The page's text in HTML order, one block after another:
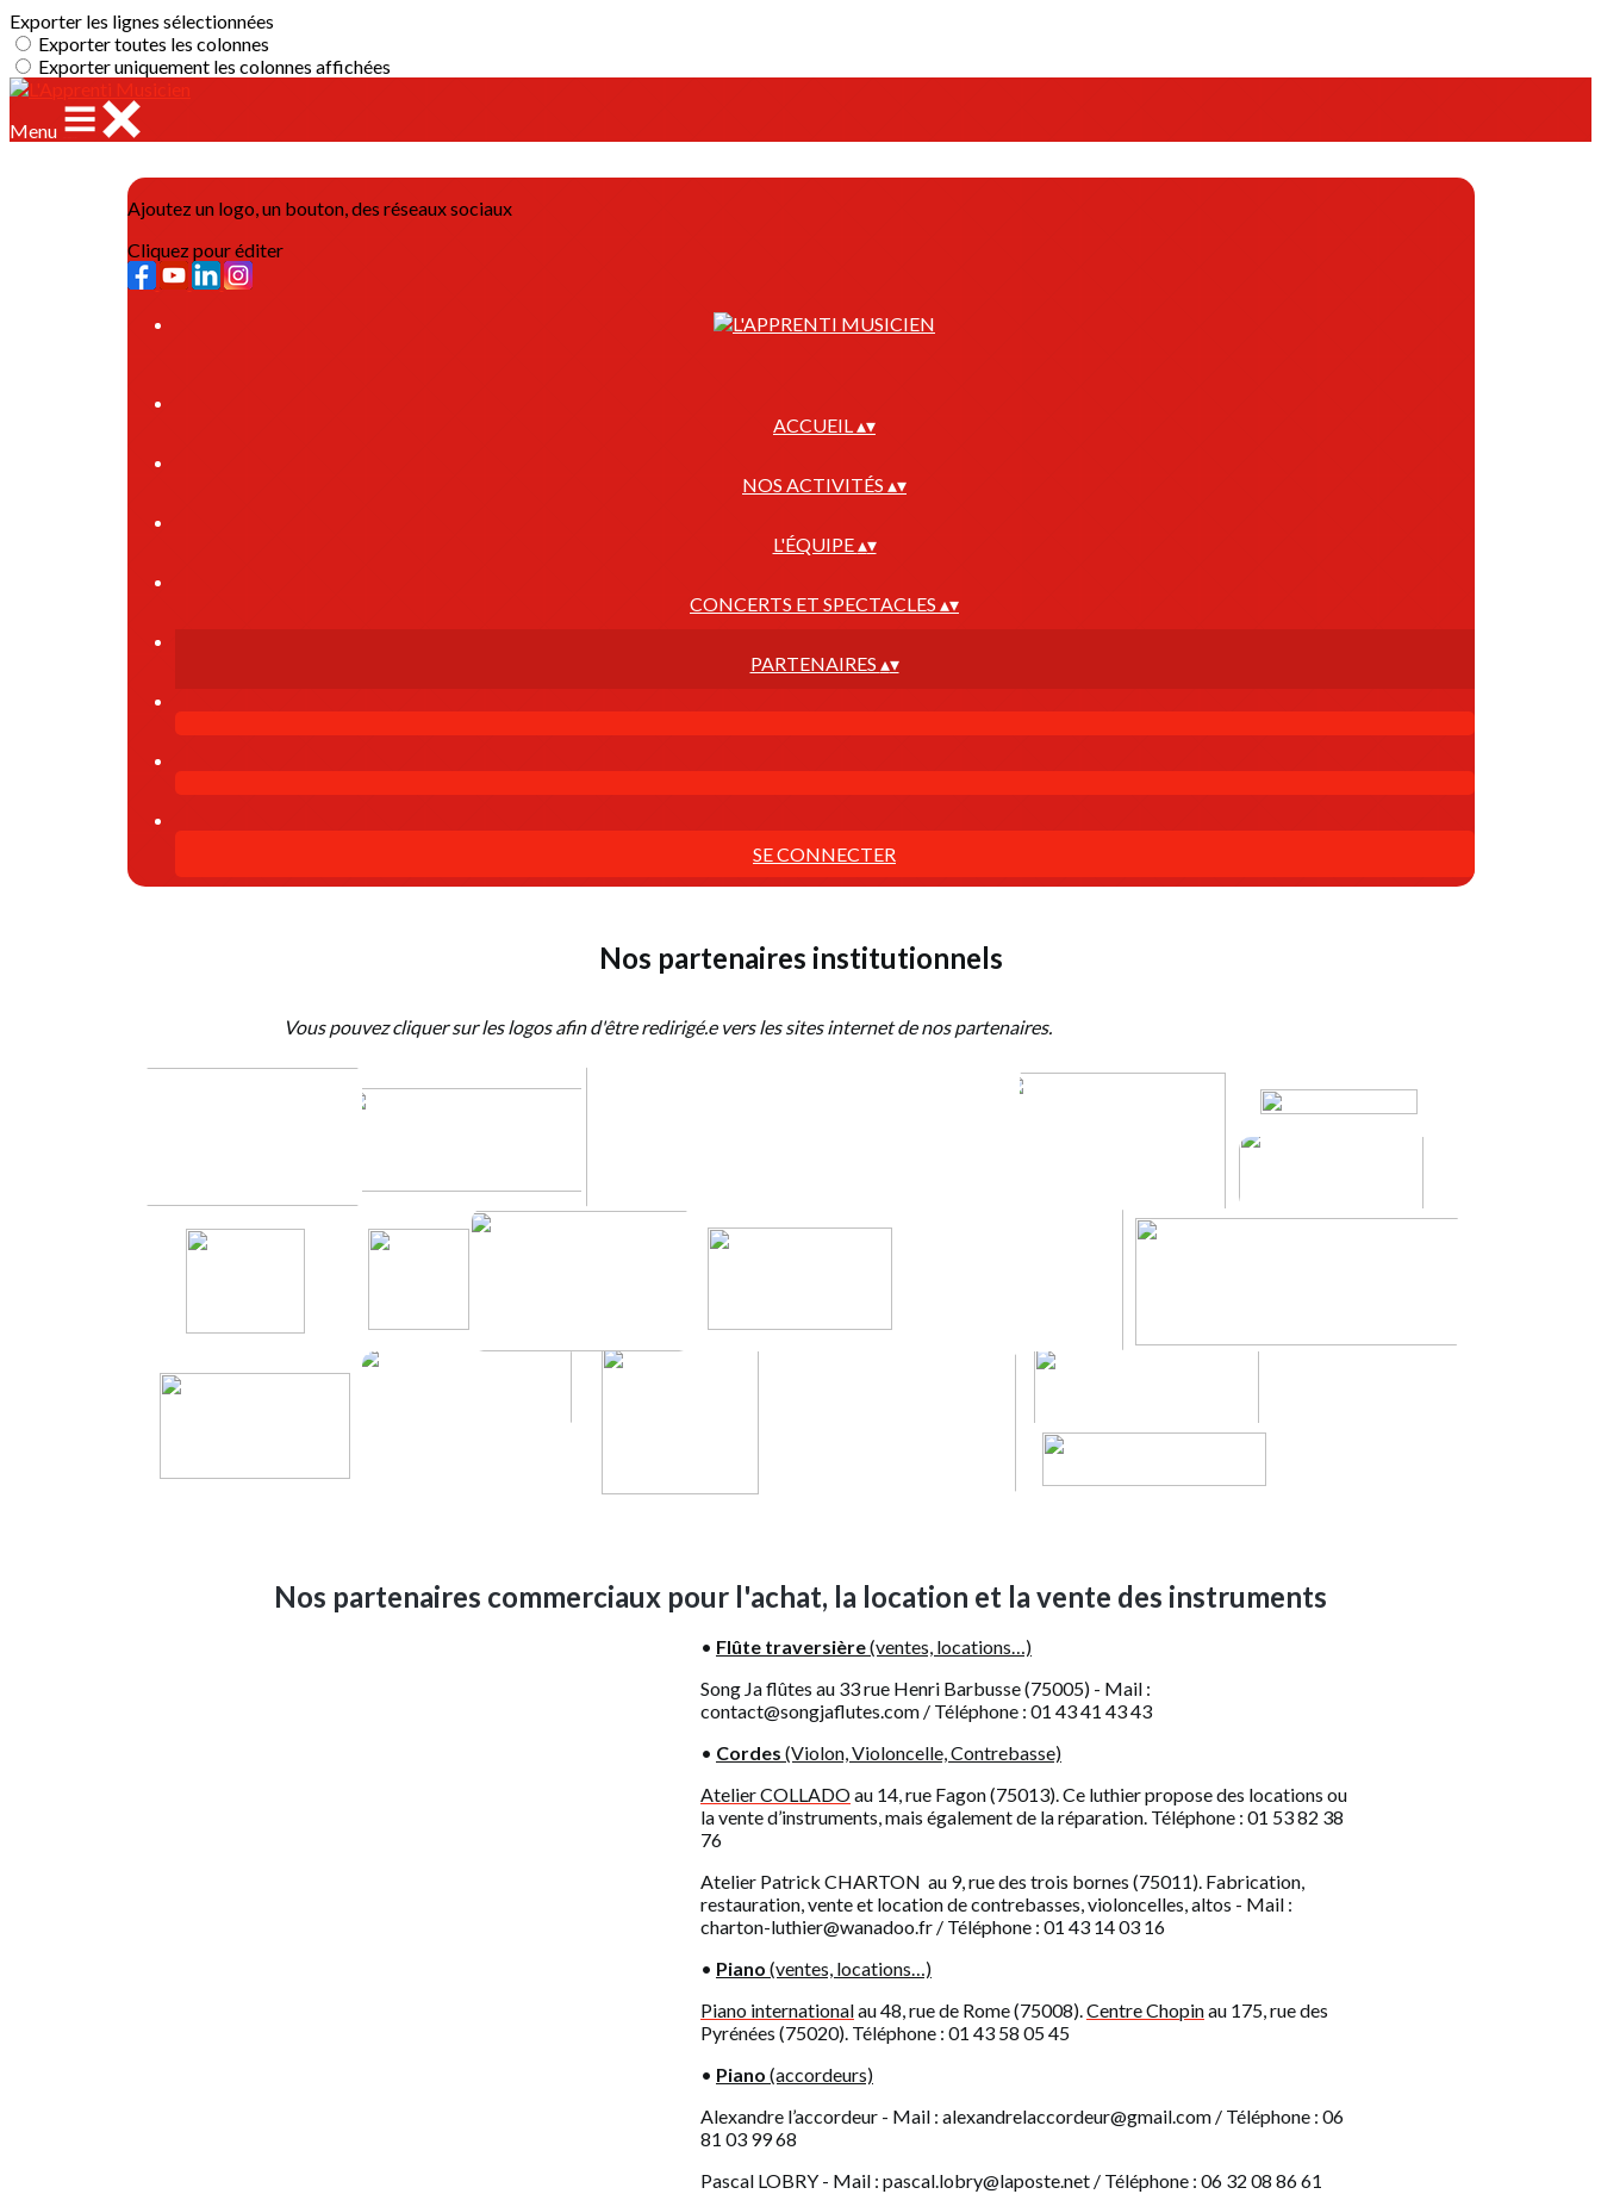
Exporter les lignes sélectionnées
Exporter toutes les colonnes
Exporter uniquement les colonnes affichées
Menu
Ajoutez un logo, un bouton, des réseaux sociaux
Cliquez pour éditer
ACCUEIL▴▾
NOS ACTIVITÉS ▴▾
L'ÉQUIPE▴▾
CONCERTS ET SPECTACLES ▴▾
PARTENAIRES ▴▾
SE CONNECTER
Nos partenaires institutionnels
Vous pouvez cliquer sur les logosafin d'être redirigé.e vers les sites internet de nos partenaires.
Nos partenaires commerciaux pour l'achat, la location et la vente des instruments
• Flûte traversière(ventes, locations…)
Song Ja flûtes au 33 rue Henri Barbusse (75005) - Mail :
contact@songjaflutes.com / Téléphone : 01 43 41 43 43
• Cordes (Violon, Violoncelle, Contrebasse)
Atelier COLLADOau 14, rue Fagon (75013). Ce luthier propose des locations ou
la vente d’instruments, mais également de la réparation. Téléphone : 01 53 82 38
76
Atelier Patrick CHARTON au 9, rue des trois bornes (75011). Fabrication,
restauration, vente et location de contrebasses, violoncelles, altos - Mail :
charton-luthier@wanadoo.fr / Téléphone : 01 43 14 03 16
• Piano (ventes, locations…)
Piano internationalau 48, rue de Rome (75008).Centre Chopinau 175, rue des
Pyrénées (75020). Téléphone : 01 43 58 05 45
• Piano (accordeurs)
Alexandre l’accordeur - Mail : alexandrelaccordeur@gmail.com / Téléphone : 06
81 03 99 68
Pascal LOBRY - Mail : pascal.lobry@laposte.net / Téléphone : 06 32 08 86 61